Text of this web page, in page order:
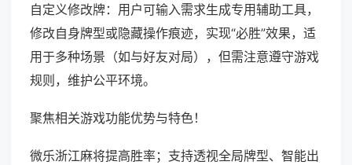
自定义修改牌：用户可输入需求生成专用辅助工具，
修改自身牌型或隐藏操作痕迹，实现“必胜”效果，适
用于多种场景（如与好友对局），但需注意遵守游戏
规则，维护公平环境。
聚焦相关游戏功能优势与特色！
微乐浙江麻将提高胜率；支持透视全局牌型、智能出